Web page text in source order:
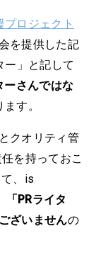
プロジェクト
を提供した記
ー」と記して
ーさんではな
す。
クオリティ管
を持っておこ
、is
「PRライタ
ざいませんの